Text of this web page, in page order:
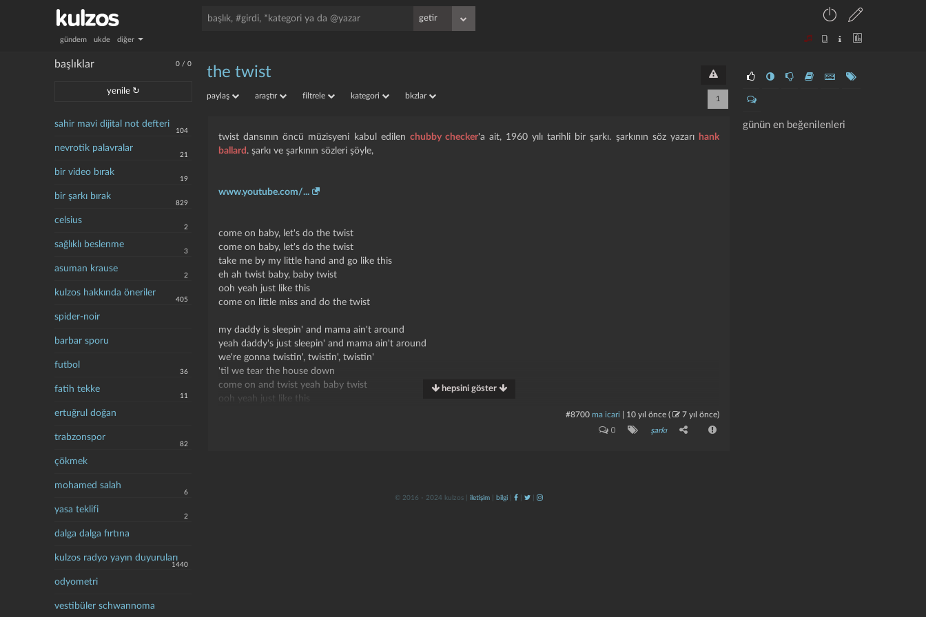
gündem ukde diğer
0 /0
başlıklar
yenile ↻
sahir mavi dijital not defteri
104
nevrotik palavralar
21
bir video bırak
19
bir şarkı bırak
829
celsius
2
sağlıklı beslenme
3
asuman krause
2
kulzos hakkında öneriler
405
spider-noir
barbar sporu
futbol
36
fatih tekke
11
ertuğrul doğan
trabzonspor
82
çökmek
mohamed salah
6
yasa teklifi
2
dalga dalga fırtına
kulzos radyo yayın duyuruları
1440
odyometri
vestibüler schwannoma
günün en beğenilenleri
the twist
paylaş araştır filtrele kategori bkzlar 1
twist dansının öncü müzisyeni kabul edilen chubby checker'a ait, 1960 yılı tarihli bir şarkı. şarkının söz yazarı hank
ballard . şarkı ve şarkının sözleri şöyle,
www.youtube.com/...
come on baby, let's do the twist
come on baby, let's do the twist
take me by my little hand and go like this
eh ah twist baby, baby twist
ooh yeah just like this
come on little miss and do the twist
my daddy is sleepin' and mama ain't around
yeah daddy's just sleepin' and mama ain't around
we're gonna twistin', twistin', twistin'
'til we tear the house down
come on and twist yeah baby twist
ooh yeah just like this
hepsini göster
#8700 ma icari 10 yıl önce ( 7 yıl önce)
0 şarkı
© 2016 - 2024 kulzos | iletişim bilgi